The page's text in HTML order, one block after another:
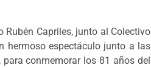
Capriles, junto al Colectivo
hermoso espectáculo junto a las
para conmemorar los 81 años del